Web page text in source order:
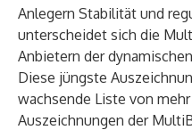
Anlegern Stabilität und
unterscheidet sich die
Anbietern der
Diese jüngste
wachsende Liste von
Auszeichnungen der